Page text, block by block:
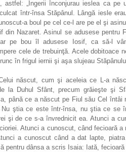
astfel: „Îngerii înconjurau ieslea ca pe
într-însa Stăpânul. Lângă iesle
a boul pe cel ce-l are pe el şi
din Nazaret. Asinul se adusese pentru
pe bou îl adusese Iosif, ca să-l
cele de trebuinţă. Acele dobitoace
în frigul iernii şi aşa slujeau
născut, cum şi aceleia ce L-a
la Duhul Sfânt, precum grăieşte şi
până ce a născut pe Fiul său Cel întâi
ştia ce este într-însa, nu ştia ce se
şi de ce s-a învrednicit ea. Atunci a
Atunci a cunoscut, când fecioară
a cunoscut când a dat lapte,
pentru dânsa a scris Isaia: Iată, fecioară